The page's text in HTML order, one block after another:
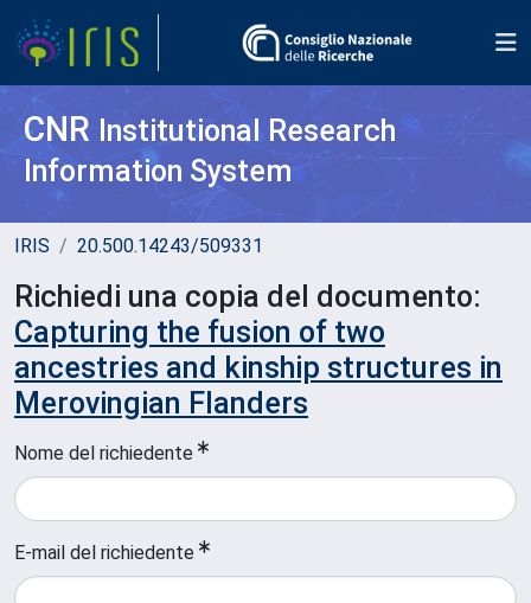
CNR Institutional Research
Information System
IRIS 20.500.14243/509331
Richiedi una copia del documento:
Capturing the fusion of two
ancestries and kinship structures in
Merovingian Flanders
Nome del richiedente
E-mail del richiedente